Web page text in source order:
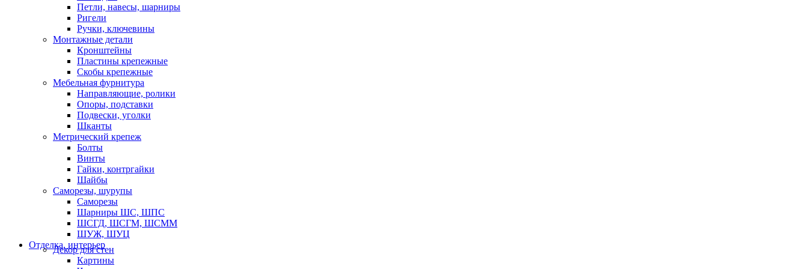
Петли, навесы, шарниры
Ригели
Ручки, ключевины
Монтажные детали
Кронштейны
Пластины крепежные
Скобы крепежные
Мебельная фурнитура
Направляющие, ролики
Опоры, подставки
Подвески, уголки
Шканты
Метрический крепеж
Болты
Винты
Гайки, контргайки
Шайбы
Саморезы, шурупы
Саморезы
Шарниры ШС, ШПС
ШСГД, ШСГМ, ШСММ
ШУЖ, ШУЦ
Отделка, интерьер
Декор для стен
Картины